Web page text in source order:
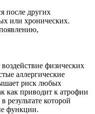
после других
или хронических.
физических
аллергические
риск любых
как приводит к атрофии
результате которой
функции.